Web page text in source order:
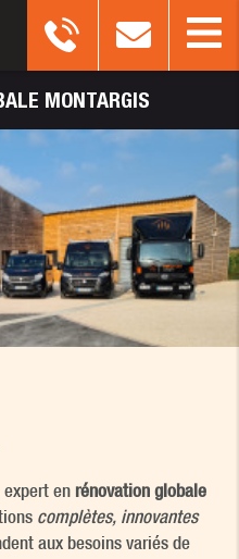
MONTARGIS
expert en rénovation globale
complètes, innovantes
aux besoins variés de